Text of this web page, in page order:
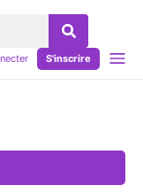
S'inscrire